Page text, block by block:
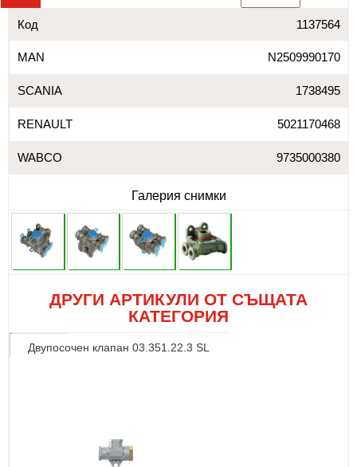
Код 1137564
MAN N2509990170
SCANIA 1738495
RENAULT 5021170468
WABCO 9735000380
Галерия снимки
ДРУГИ АРТИКУЛИ ОТ СЪЩАТА
КАТЕГОРИЯ
Двупосочен клапан 03.351.22.3 SL